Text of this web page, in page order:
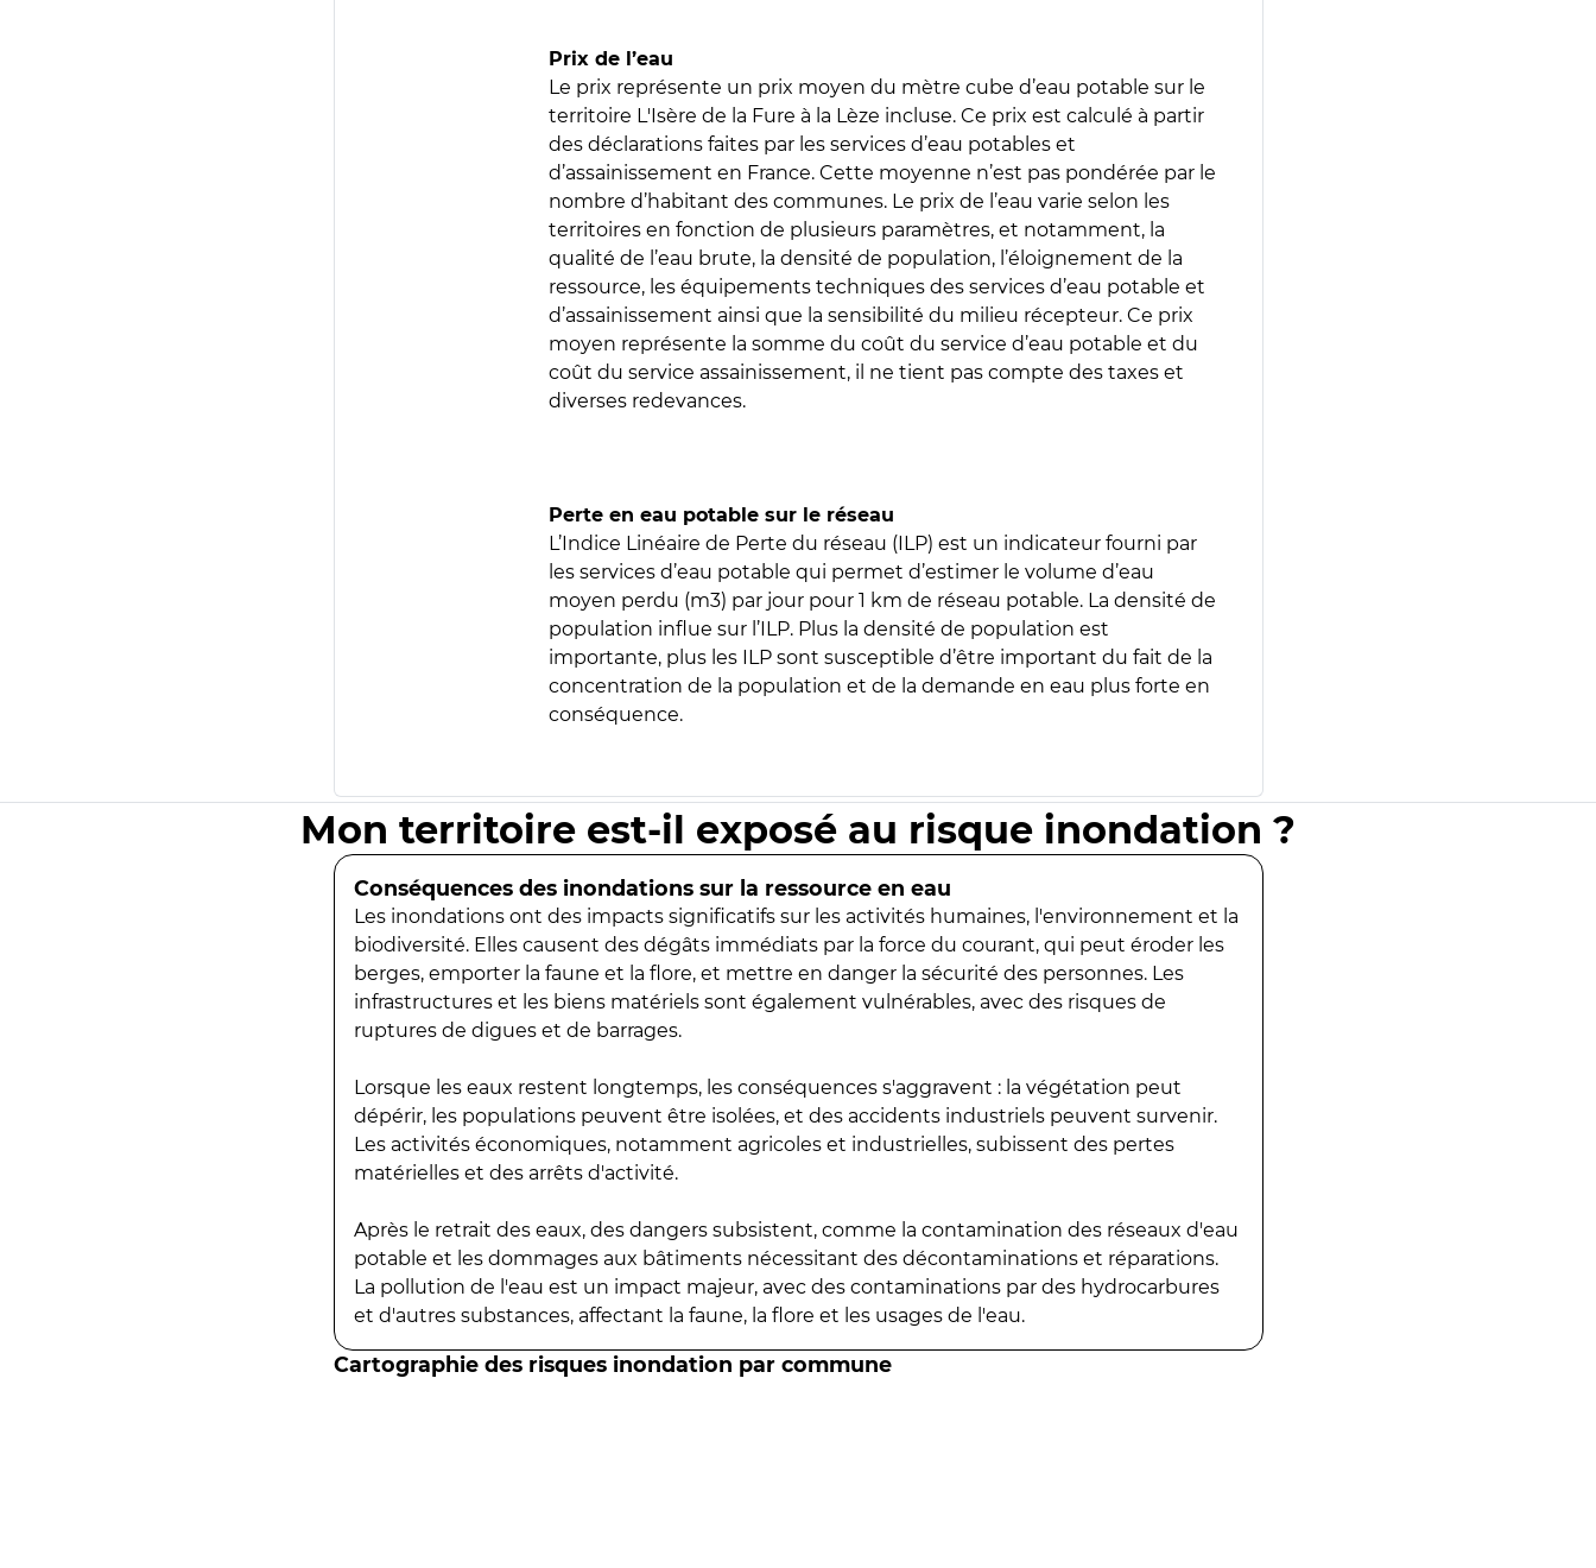
Prix de l’eau
Le prix représente un prix moyen du mètre cube d’eau potable sur le
territoire L'Isère de la Fure à la Lèze incluse. Ce prix est calculé à partir
des déclarations faites par les services d’eau potables et
d’assainissement en France. Cette moyenne n’est pas pondérée par le
nombre d’habitant des communes. Le prix de l’eau varie selon les
territoires en fonction de plusieurs paramètres, et notamment, la
qualité de l’eau brute, la densité de population, l’éloignement de la
ressource, les équipements techniques des services d’eau potable et
d’assainissement ainsi que la sensibilité du milieu récepteur. Ce prix
moyen représente la somme du coût du service d’eau potable et du
coût du service assainissement, il ne tient pas compte des taxes et
diverses redevances.
Perte en eau potable sur le réseau
L’Indice Linéaire de Perte du réseau (ILP) est un indicateur fourni par
les services d’eau potable qui permet d’estimer le volume d’eau
moyen perdu (m3) par jour pour 1 km de réseau potable. La densité de
population influe sur l’ILP. Plus la densité de population est
importante, plus les ILP sont susceptible d’être important du fait de la
concentration de la population et de la demande en eau plus forte en
conséquence.
Mon territoire est-il exposé au risque inondation ?
Conséquences des inondations sur la ressource en eau
Les inondations ont des impacts significatifs sur les activités humaines, l'environnement et la
biodiversité. Elles causent des dégâts immédiats par la force du courant, qui peut éroder les
berges, emporter la faune et la flore, et mettre en danger la sécurité des personnes. Les
infrastructures et les biens matériels sont également vulnérables, avec des risques de
ruptures de digues et de barrages.
Lorsque les eaux restent longtemps, les conséquences s'aggravent : la végétation peut
dépérir, les populations peuvent être isolées, et des accidents industriels peuvent survenir.
Les activités économiques, notamment agricoles et industrielles, subissent des pertes
matérielles et des arrêts d'activité.
Après le retrait des eaux, des dangers subsistent, comme la contamination des réseaux d'eau
potable et les dommages aux bâtiments nécessitant des décontaminations et réparations.
La pollution de l'eau est un impact majeur, avec des contaminations par des hydrocarbures
et d'autres substances, affectant la faune, la flore et les usages de l'eau.
Cartographie des risques inondation par commune